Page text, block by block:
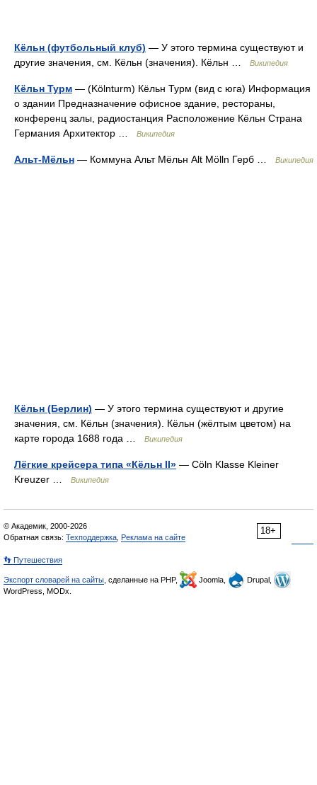
Кёльн (футбольный клуб) — У этого термина существуют и
другие значения, см. Кёльн (значения). Кёльн …
Википедия
Кёльн Турм — (Kölnturm) Кёльн Турм (вид с юга) Информация
о здании Предназначение офисное здание, рестораны,
конференц залы, радиостанция Расположение Кёльн Страна
Германия Архитектор …
Википедия
Альт-Мёльн — Коммуна Альт Мёльн Alt Mölln Герб … Википедия
Кёльн (Берлин) — У этого термина существуют и другие
значения, см. Кёльн (значения). Кёльн (жёлтым цветом) на
карте города 1688 года …
Википедия
Лёгкие крейсера типа «Кёльн II» — Cöln Klasse Kleiner
Kreuzer …
Википедия
18+
© Академик, 2000-2026
Обратная связь: Техподдержка Реклама на сайте
👣 Путешествия
Экспорт словарей на сайты , сделанные на PHP, Joomla,
Drupal,
WordPress, MODx.